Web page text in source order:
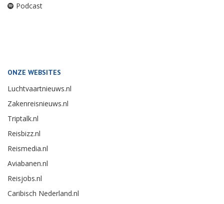
Podcast
ONZE WEBSITES
Luchtvaartnieuws.nl
Zakenreisnieuws.nl
Triptalk.nl
Reisbizz.nl
Reismedia.nl
Aviabanen.nl
Reisjobs.nl
Caribisch Nederland.nl